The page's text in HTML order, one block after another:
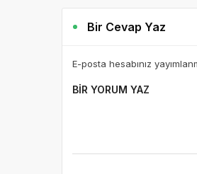
Bir Cevap Yaz
E-posta hesabınız
BIR YORUM YAZ